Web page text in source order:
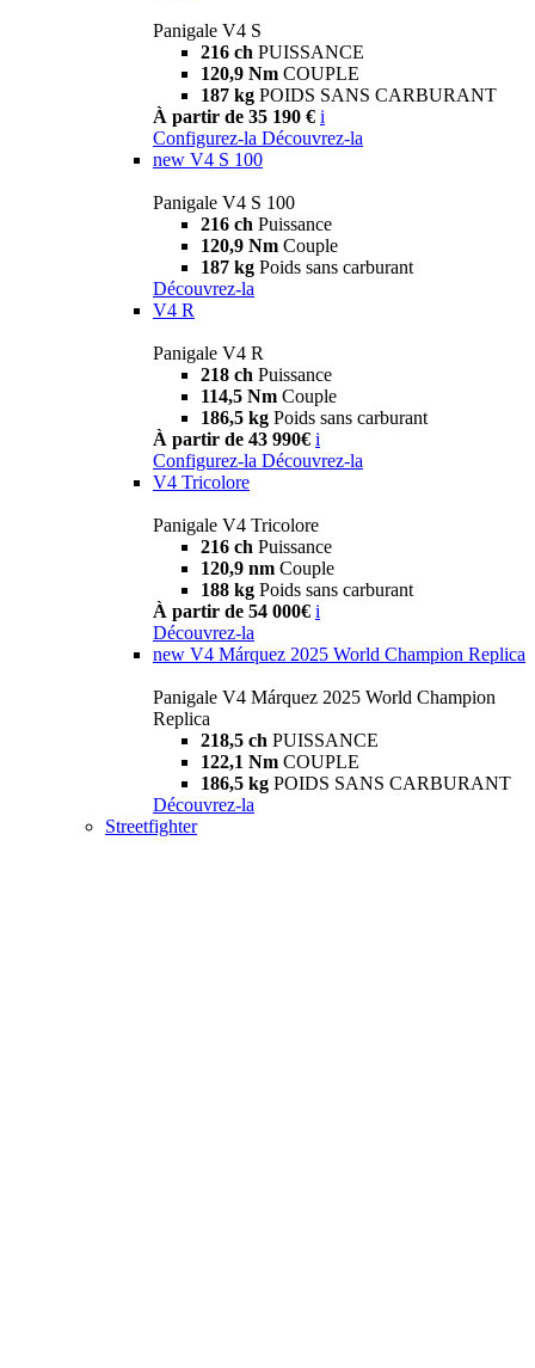
Panigale V4 S
216 ch PUISSANCE
120,9 Nm COUPLE
187 kg POIDS SANS CARBURANT
À partir de 35 190 € i
Configurez-la Découvrez-la
new V4 S 100
Panigale V4 S 100
216 ch Puissance
120,9 Nm Couple
187 kg Poids sans carburant
Découvrez-la
V4 R
Panigale V4 R
218 ch Puissance
114,5 Nm Couple
186,5 kg Poids sans carburant
À partir de 43 990€ i
Configurez-la Découvrez-la
V4 Tricolore
Panigale V4 Tricolore
216 ch Puissance
120,9 nm Couple
188 kg Poids sans carburant
À partir de 54 000€ i
Découvrez-la
new V4 Márquez 2025 World Champion Replica
Panigale V4 Márquez 2025 World Champion
Replica
218,5 ch PUISSANCE
122,1 Nm COUPLE
186,5 kg POIDS SANS CARBURANT
Découvrez-la
Streetfighter